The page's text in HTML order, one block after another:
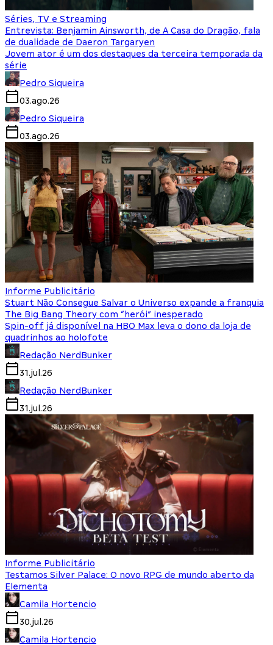
Séries, TV e Streaming
Entrevista: Benjamin Ainsworth, de A Casa do Dragão, fala
de dualidade de Daeron Targaryen
Jovem ator é um dos destaques da terceira temporada da
série
Pedro Siqueira
03.ago.26
Pedro Siqueira
03.ago.26
Informe Publicitário
Stuart Não Consegue Salvar o Universo expande a franquia
The Big Bang Theory com “herói” inesperado
Spin-off já disponível na HBO Max leva o dono da loja de
quadrinhos ao holofote
Redação NerdBunker
31.jul.26
Redação NerdBunker
31.jul.26
Informe Publicitário
Testamos Silver Palace: O novo RPG de mundo aberto da
Elementa
Camila Hortencio
30.jul.26
Camila Hortencio